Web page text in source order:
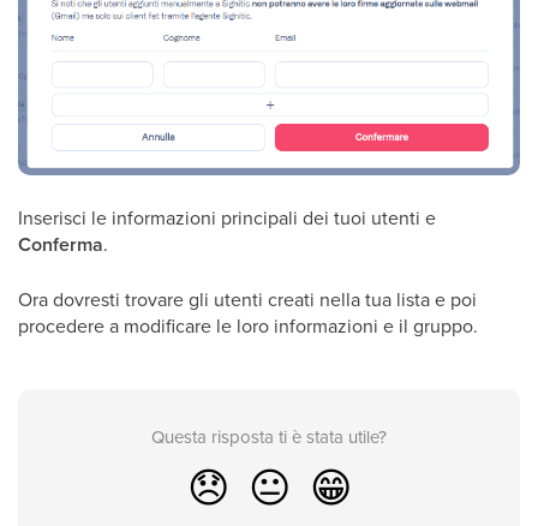
Inserisci le informazioni principali dei tuoi utenti e
Conferma.
Ora dovresti trovare gli utenti creati nella tua lista e poi
procedere a modificare le loro informazioni e il gruppo.
Questa risposta ti è stata utile?
😞 😐 😁